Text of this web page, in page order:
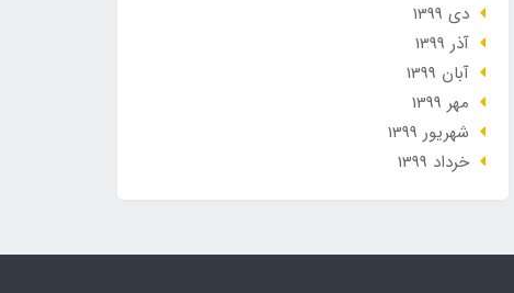
دی 1399
آذر 1399
آبان 1399
مهر 1399
شهریور 1399
خرداد 1399